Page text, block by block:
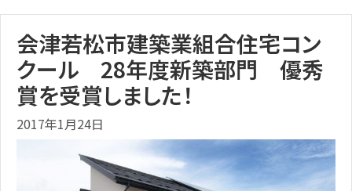
会津若松市建築業組合住宅コン
クール 28年度新築部門 優秀
賞を受賞しました！
2017年1月24日